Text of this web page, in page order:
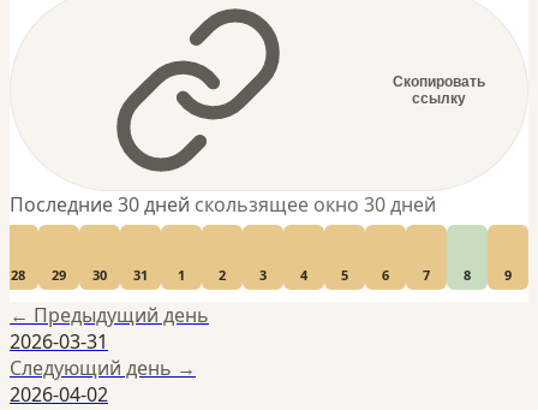
Скопировать
ссылку
Последние 30 дней скользящее окно 30 дней
28 29 30 31 1 2 3 4 5 6 7 8 9
← Предыдущий день
2026-03-31
Следующий день →
2026-04-02